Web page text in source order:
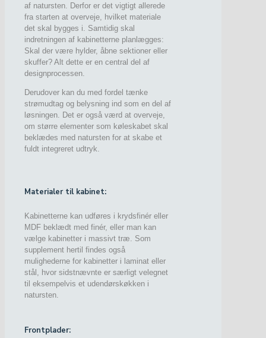
af natursten. Derfor er det vigtigt allerede
fra starten at overveje, hvilket materiale
det skal bygges i. Samtidig skal
indretningen af kabinetterne planlægges:
Skal der være hylder, åbne sektioner eller
skuffer? Alt dette er en central del af
designprocessen.
Derudover kan du med fordel tænke
strømudtag og belysning ind som en del af
løsningen. Det er også værd at overveje,
om større elementer som køleskabet skal
beklædes med natursten for at skabe et
fuldt integreret udtryk.
Materialer til kabinet:
Kabinetterne kan udføres i krydsfinér eller
MDF beklædt med finér, eller man kan
vælge kabinetter i massivt træ. Som
supplement hertil findes også
mulighederne for kabinetter i laminat eller
stål, hvor sidstnævnte er særligt velegnet
til eksempelvis et udendørskøkken i
natursten.
Frontplader: